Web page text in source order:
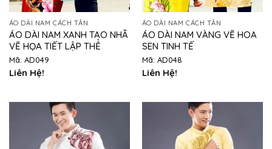
ÁO DÀI NAM CÁCH TÂN
ÁO DÀI NAM XANH TAO NHÃ
VẼ HỌA TIẾT LẬP THỂ
Mã: AD049
Liên Hệ!
ÁO DÀI NAM CÁCH TÂN
ÁO DÀI NAM VÀNG VẼ HOA
SEN TINH TẾ
Mã: AD048
Liên Hệ!